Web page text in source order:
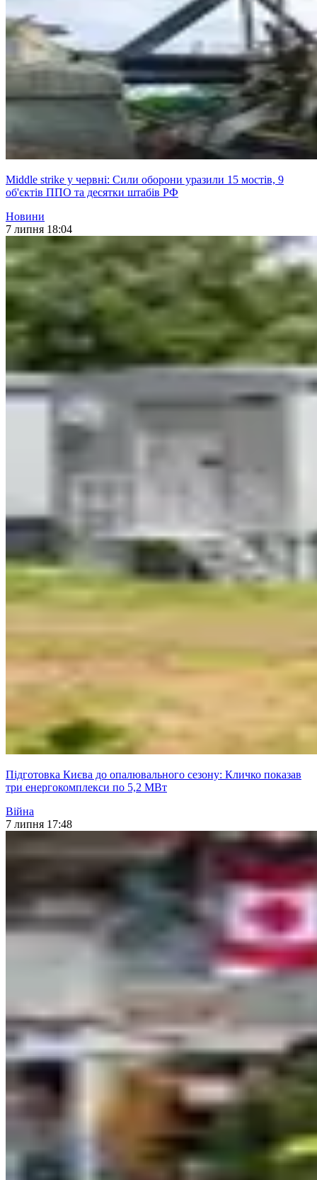
Middle strike у червні: Сили оборони уразили 15 мостів, 9
об'єктів ППО та десятки штабів РФ
Новини
7 липня 18:04
Підготовка Києва до опалювального сезону: Кличко показав
три енергокомплекси по 5,2 МВт
Війна
7 липня 17:48